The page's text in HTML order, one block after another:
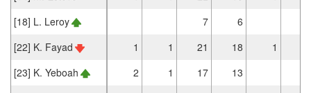
[18] L. Leroy
7 6
[22] K. Fayad
1 1 21 18 1
[23] K. Yeboah
2 1 17
13